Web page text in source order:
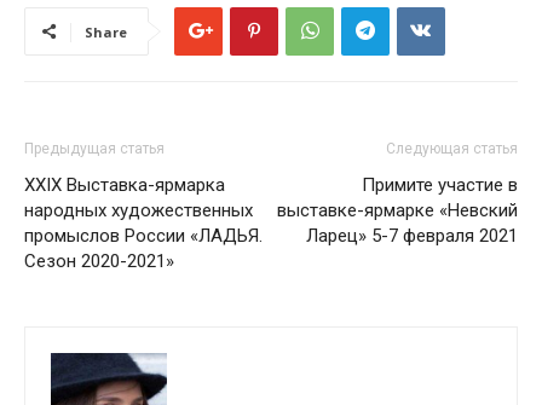
Share
Предыдущая статья
XXIX Выставка-ярмарка
народных художественных
промыслов России «ЛАДЬЯ.
Сезон 2020-2021»
Следующая статья
Примите участие в
выставке-ярмарке «Невский
Ларец» 5-7 февраля 2021